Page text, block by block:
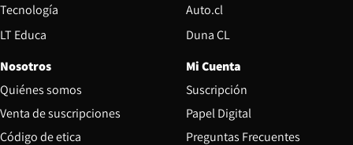
Tecnología
LT Educa
Auto.cl
Duna CL
Nosotros
Quiénes somos
Venta de suscripciones
Código de etica Opens in new window
Mi Cuenta
Suscripción
Papel Digital
Preguntas Frecuentes